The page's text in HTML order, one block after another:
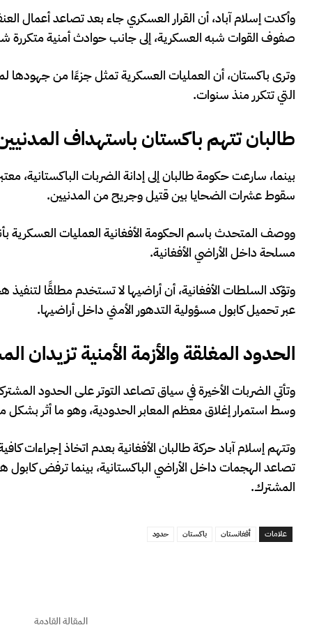
وأكدت إسلام آباد، أن القرار العسكري جاء بعد تصاعد أعمال
صفوف القوات شبه العسكرية، إلى جانب حوادث أمنية متكررة
وترى باكستان، أن العمليات العسكرية تمثل جزءًا من جهودها
التي تتكرر منذ سنوات.
طالبان تتهم باكستان باستهداف
بينما، سارعت حكومة طالبان إلى إدانة الضربات الباكستانية،
سقوط عشرات الضحايا بين قتيل وجريح من المدنيين.
ووصف المتحدث باسم الحكومة الأفغانية العمليات العسكرية
مسلحة داخل الأراضي الأفغانية.
وتؤكد السلطات الأفغانية، أن أراضيها لا تستخدم مطلقًا
عبر تحميل كابول مسؤولية التدهور الأمني داخل أراضيها.
الحدود المغلقة والأزمة الأمنية تزيدان
وتأتي الضربات الأخيرة في سياق تصاعد التوتر على الحدود
وسط استمرار إغلاق معظم المعابر الحدودية، وهو ما أثر بشكل
وتتهم إسلام آباد حركة طالبان الأفغانية بعدم اتخاذ إجراءات
تصاعد الهجمات داخل الأراضي الباكستانية، بينما ترفض كابول
المشترك.
علامات أفغانستان باكستان حدود
المقالة القادمة